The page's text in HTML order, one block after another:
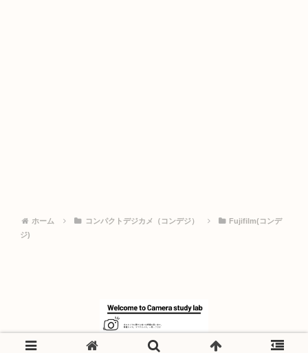
ホーム コンパクトデジカメ（コンデジ）
Fujifilm(コンデ
ジ)
© 2024 カメラスタディラボ.